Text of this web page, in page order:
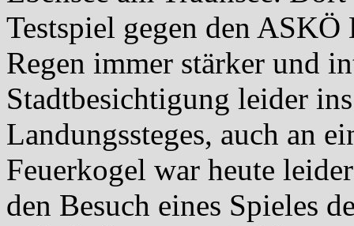
Testspiel gegen den
Regen immer stärker und
Stadtbesichtigung leider
Landungssteges, auch an
Feuerkogel war heute
den Besuch eines Spieles